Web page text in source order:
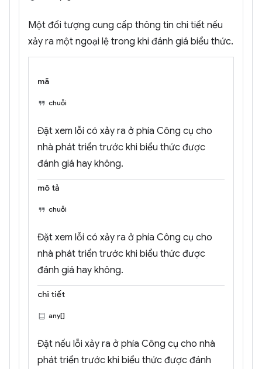
Một đối tượng cung cấp thông tin chi tiết nếu
xảy ra một ngoại lệ trong khi đánh giá biểu thức.
mã
chuỗi
Đặt xem lỗi có xảy ra ở phía Công cụ cho
nhà phát triển trước khi biểu thức được
đánh giá hay không.
mô tả
chuỗi
Đặt xem lỗi có xảy ra ở phía Công cụ cho
nhà phát triển trước khi biểu thức được
đánh giá hay không.
chi tiết
any[]
Đặt nếu lỗi xảy ra ở phía Công cụ cho nhà
phát triển trước khi biểu thức được đánh